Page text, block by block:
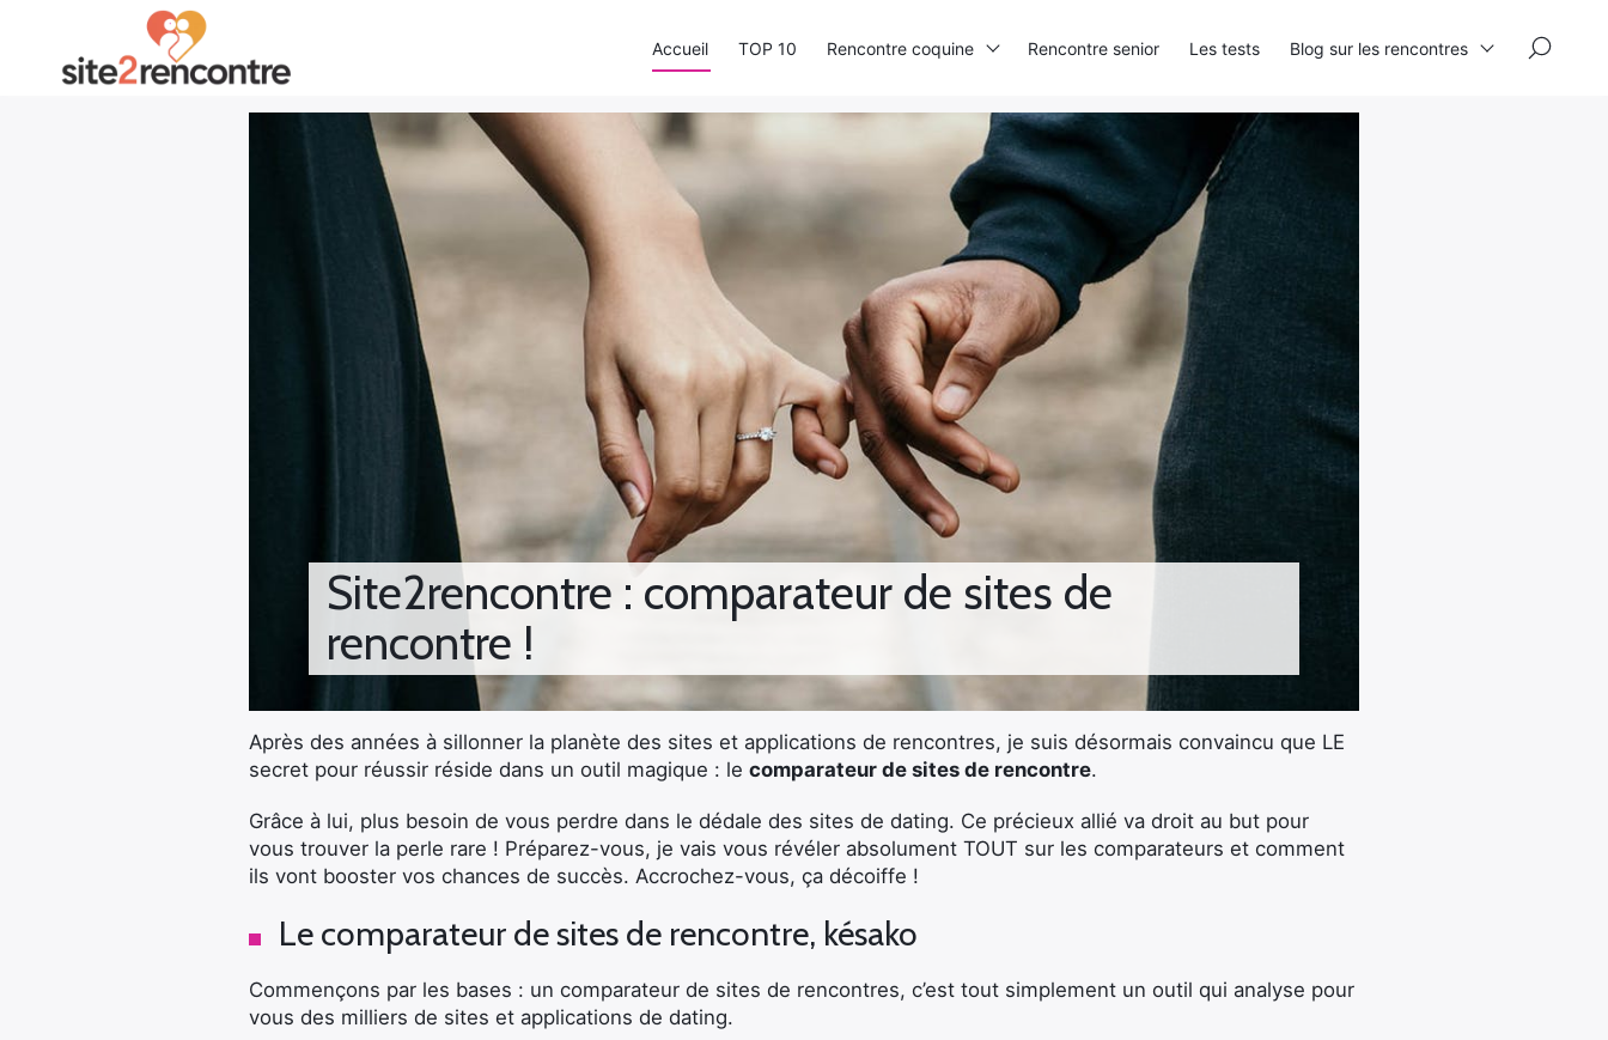
Site2rencontre : comparateur de sites de
rencontre !
Après des années à sillonner la planète des sites et applications de rencontres, je suis désormais convaincu que LE
secret pour réussir réside dans un outil magique : lecomparateur de sites de rencontre.
Grâce à lui, plus besoin de vous perdre dans le dédale des sites de dating. Ce précieux allié va droit au but pour
vous trouver la perle rare ! Préparez-vous, je vais vous révéler absolument TOUT sur les comparateurs et comment
ils vont booster vos chances de succès. Accrochez-vous, ça décoiffe !
Le comparateur de sites de rencontre, késako
Commençons par les bases : un comparateur de sites de rencontres, c’est tout simplement un outil qui analyse pour
vous des milliers de sites et applications de dating.
Accueil TOP 10 Rencontre coquine Rencontre senior Les tests Blog sur les rencontres
Rechercher